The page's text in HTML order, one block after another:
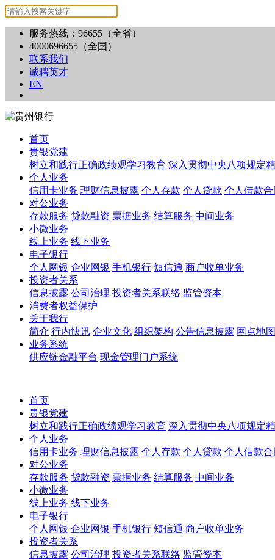
服务热线：96655（全省）
4000696655（全国）
联系我们
诚聘英才
EN
首页
贵银党建
树立和践行正确政绩观学习教育 深入贯彻中央八项规定
个人业务
信用卡业务 理财信息披露 个人存款 个人贷款 个人借款
对公业务
存款服务 贷款融资 票据业务 结算服务 中间业务
小微业务
线上业务 线下业务
电子银行
个人网银 企业网银 手机银行 短信通 商户收单业务
投资者关系
信息披露 公司治理 投资者关系联络 监管资本
消费者权益保护
关于我行
简介 行内快讯 企业文化 组织架构 公告信息披露 网点地图
业务系统
供应链金融平台 现金管理门户系统
首页
贵银党建
树立和践行正确政绩观学习教育 深入贯彻中央八项规定
个人业务
信用卡业务 理财信息披露 个人存款 个人贷款 个人借款
对公业务
存款服务 贷款融资 票据业务 结算服务 中间业务
小微业务
线上业务 线下业务
电子银行
个人网银 企业网银 手机银行 短信通 商户收单业务
投资者关系
信息披露 公司治理 投资者关系联络 监管资本